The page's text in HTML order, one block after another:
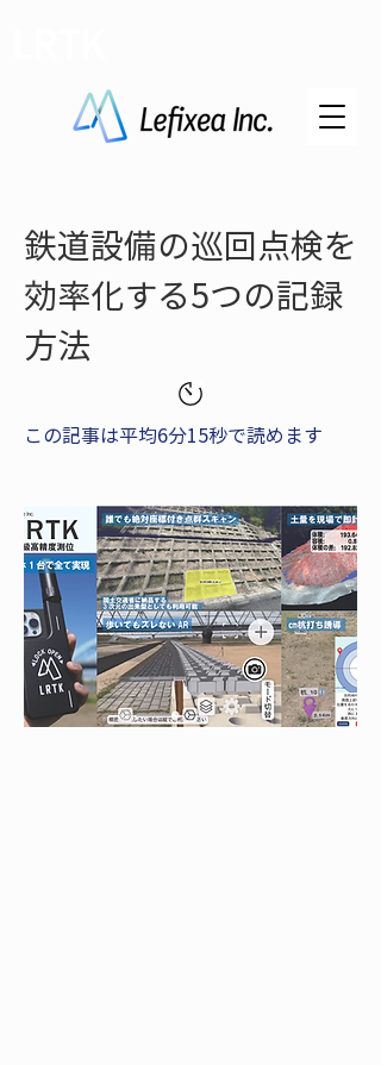
鉄道設備の巡回点検を
効率化する5つの記録
方法
この記事は平均6分15秒で読めます